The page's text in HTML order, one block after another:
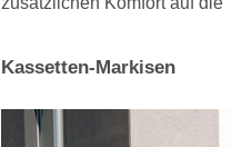
Kassetten-Markisen